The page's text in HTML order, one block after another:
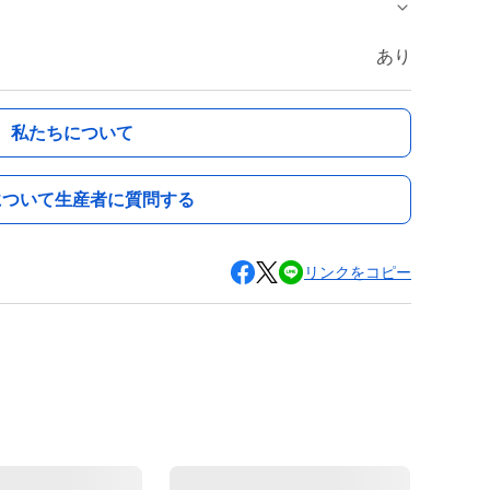
あり
私たちについて
いて生産者に質問する
リンクをコピー